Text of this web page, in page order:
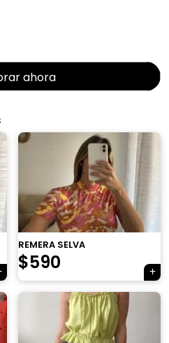
ahora
REMERA SELVA
El
precio
original
era:
$590
precio
actual
es: